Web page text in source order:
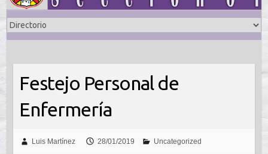
Festejo Personal de
Enfermería
Luis Martínez 28/01/2019 Uncategorized